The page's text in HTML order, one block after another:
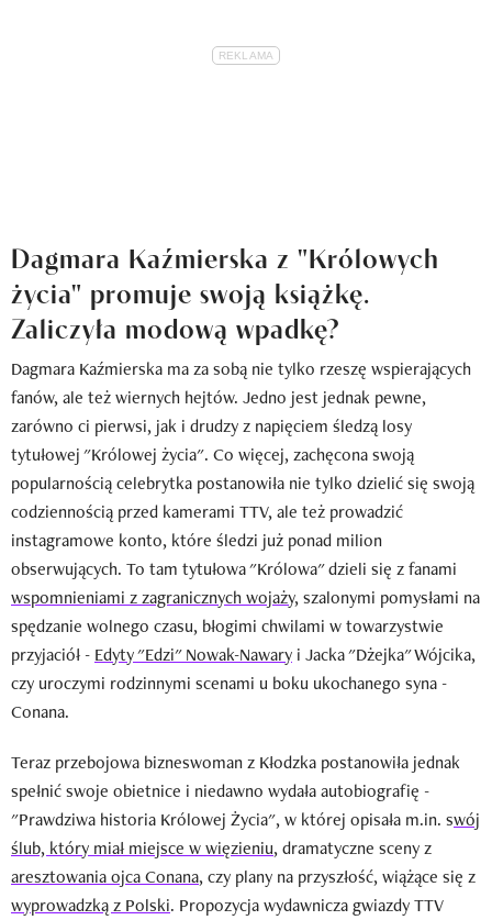
Dagmara Kaźmierska z "Królowych
życia" promuje swoją książkę.
Zaliczyła modową wpadkę?
Dagmara Kaźmierska ma za sobą nie tylko rzeszę wspierających
fanów, ale też wiernych hejtów. Jedno jest jednak pewne,
zarówno ci pierwsi, jak i drudzy z napięciem śledzą losy
tytułowej "Królowej życia". Co więcej, zachęcona swoją
popularnością celebrytka postanowiła nie tylko dzielić się swoją
codziennością przed kamerami TTV, ale też prowadzić
instagramowe konto, które śledzi już ponad milion
obserwujących. To tam tytułowa "Królowa" dzieli się z fanami
wspomnieniami z zagranicznych wojaży, szalonymi pomysłami na
spędzanie wolnego czasu, błogimi chwilami w towarzystwie
przyjaciół - Edyty "Edzi" Nowak-Nawary i Jacka "Dżejka" Wójcika,
czy uroczymi rodzinnymi scenami u boku ukochanego syna -
Conana.
Teraz przebojowa bizneswoman z Kłodzka postanowiła jednak
spełnić swoje obietnice i niedawno wydała autobiografię -
"Prawdziwa historia Królowej Życia", w której opisała m.in. swój
ślub, który miał miejsce w więzieniu, dramatyczne sceny z
aresztowania ojca Conana, czy plany na przyszłość, wiążące się z
wyprowadzką z Polski. Propozycja wydawnicza gwiazdy TTV